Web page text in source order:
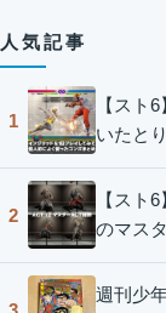
人気記事
1
【スト6
いたと
2
【スト6
のマス
週刊少